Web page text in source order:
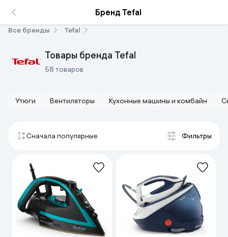
Бренд Tefal
Все бренды Tefal
Товары бренда Tefal
58 товаров
Утюги Вентиляторы Кухонные машины и комбайн
Сначала популярные Фильтры